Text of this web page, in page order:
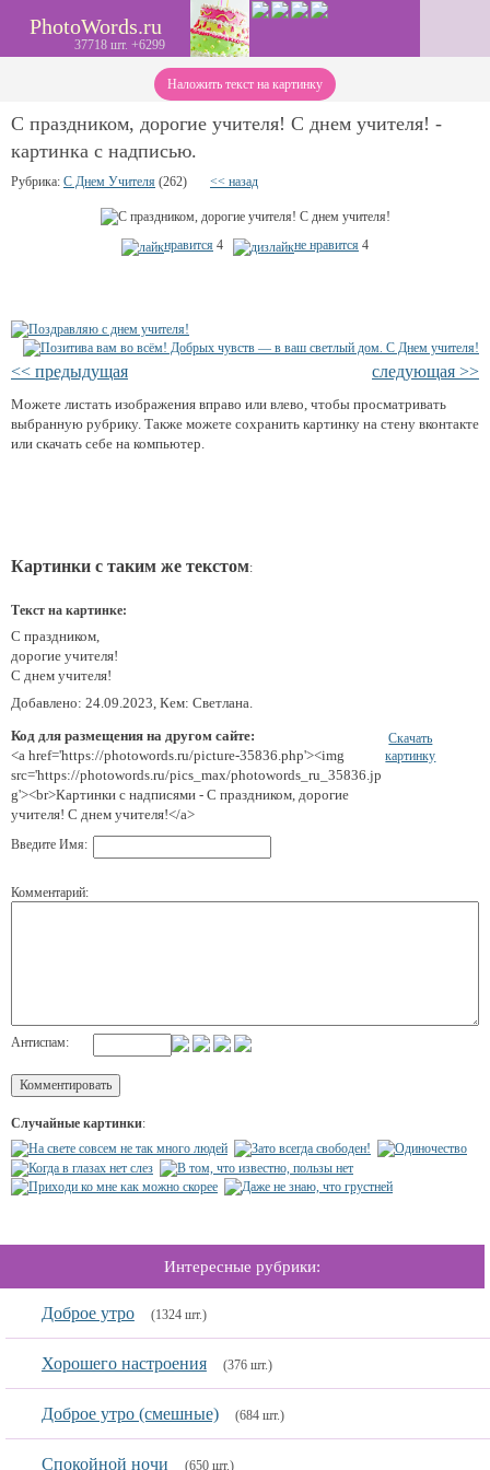
PhotoWords.ru
37718 шт. +6299
Наложить текст на картинку
С праздником, дорогие учителя! С днем учителя! -
картинка с надписью.
Рубрика: С Днем Учителя (262) << назад
нравится 4 не нравится 4
<< предыдущая следующая >>
Можете листать изображения вправо или влево, чтобы просматривать
выбранную рубрику. Также можете сохранить картинку на стену вконтакте
или скачать себе на компьютер.
Картинки с таким же текстом:
Текст на картинке:
С праздником,
дорогие учителя!
С днем учителя!
Добавлено: 24.09.2023, Кем: Светлана.
Код для размещения на другом сайте:
<a href='https://photowords.ru/picture-35836.php'><img
src='https://photowords.ru/pics_max/photowords_ru_35836.jp
g'><br>Картинки с надписями - С праздником, дорогие
учителя! С днем учителя!</a>
Скачать
картинку
Введите Имя:
Комментарий:
Антиспам:
Случайные картинки:
Интересные рубрики:
Доброе утро (1324 шт.)
Хорошего настроения (376 шт.)
Доброе утро (смешные) (684 шт.)
Спокойной ночи (650 шт.)